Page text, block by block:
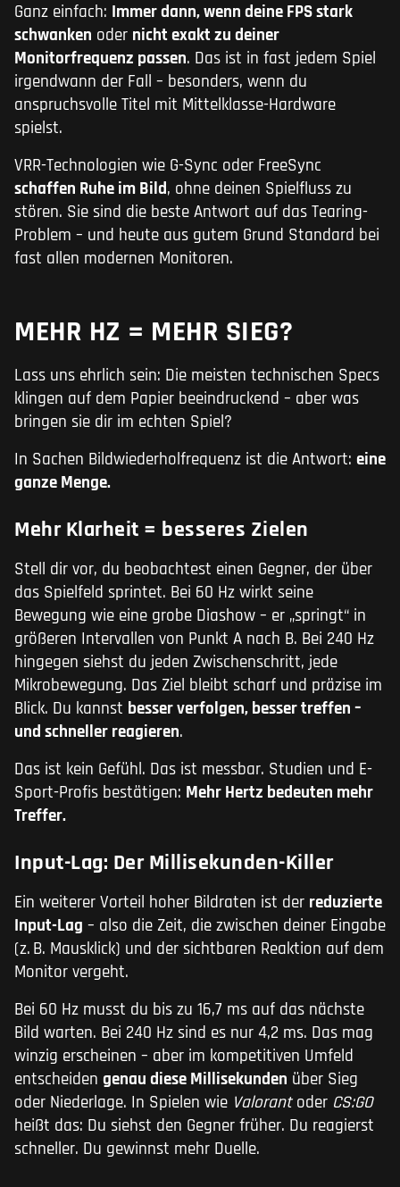
Ganz einfach: Immer dann, wenn deine FPS stark
schwanken oder nicht exakt zu deiner
Monitorfrequenz passen. Das ist in fast jedem Spiel
irgendwann der Fall – besonders, wenn du
anspruchsvolle Titel mit Mittelklasse-Hardware
spielst.
VRR-Technologien wie G-Sync oder FreeSync
schaffen Ruhe im Bild, ohne deinen Spielfluss zu
stören. Sie sind die beste Antwort auf das Tearing-
Problem – und heute aus gutem Grund Standard bei
fast allen modernen Monitoren.
MEHR HZ = MEHR SIEG?
Lass uns ehrlich sein: Die meisten technischen Specs
klingen auf dem Papier beeindruckend – aber was
bringen sie dir im echten Spiel?
In Sachen Bildwiederholfrequenz ist die Antwort: eine
ganze Menge.
Mehr Klarheit = besseres Zielen
Stell dir vor, du beobachtest einen Gegner, der über
das Spielfeld sprintet. Bei 60 Hz wirkt seine
Bewegung wie eine grobe Diashow – er „springt“ in
größeren Intervallen von Punkt A nach B. Bei 240 Hz
hingegen siehst du jeden Zwischenschritt, jede
Mikrobewegung. Das Ziel bleibt scharf und präzise im
Blick. Du kannst besser verfolgen, besser treffen –
und schneller reagieren.
Das ist kein Gefühl. Das ist messbar. Studien und E-
Sport-Profis bestätigen: Mehr Hertz bedeuten mehr
Treffer.
Input-Lag: Der Millisekunden-Killer
Ein weiterer Vorteil hoher Bildraten ist der reduzierte
Input-Lag – also die Zeit, die zwischen deiner Eingabe
(z. B. Mausklick) und der sichtbaren Reaktion auf dem
Monitor vergeht.
Bei 60 Hz musst du bis zu 16,7 ms auf das nächste
Bild warten. Bei 240 Hz sind es nur 4,2 ms. Das mag
winzig erscheinen – aber im kompetitiven Umfeld
entscheiden genau diese Millisekunden über Sieg
oder Niederlage. In Spielen wie Valorantoder CS:GO
heißt das: Du siehst den Gegner früher. Du reagierst
schneller. Du gewinnst mehr Duelle.